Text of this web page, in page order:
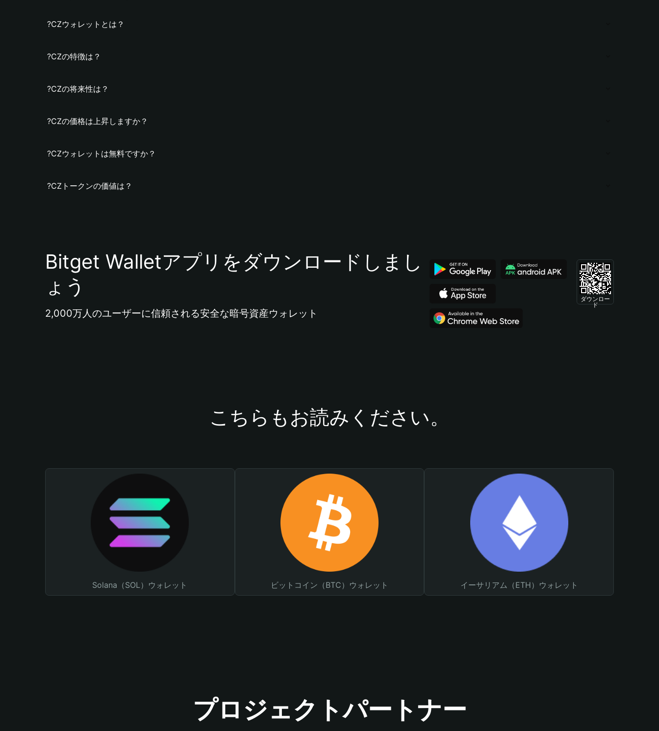
?CZウォレットとは？
?CZの特徴は？
?CZの将来性は？
?CZの価格は上昇しますか？
?CZウォレットは無料ですか？
?CZトークンの価値は？
Bitget Walletアプリをダウンロードしまし
ょう
2,000万人のユーザーに信頼される安全な暗号資産ウォレット
ダウンロー
ド
こちらもお読みください。
Solana（SOL）ウォレット ビットコイン（BTC）ウォレット イーサリアム（ETH）ウォレット
プロジェクトパートナー